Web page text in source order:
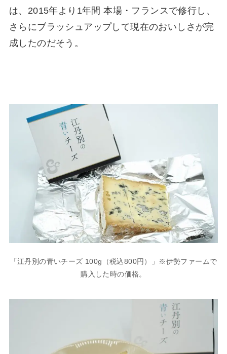
は、2015年より1年間 本場・フランスで修行し、
さらにブラッシュアップして現在のおいしさが完
成したのだそう。
「江丹別の青いチーズ 100g（税込800円）」※伊勢ファームで
購入した時の価格。